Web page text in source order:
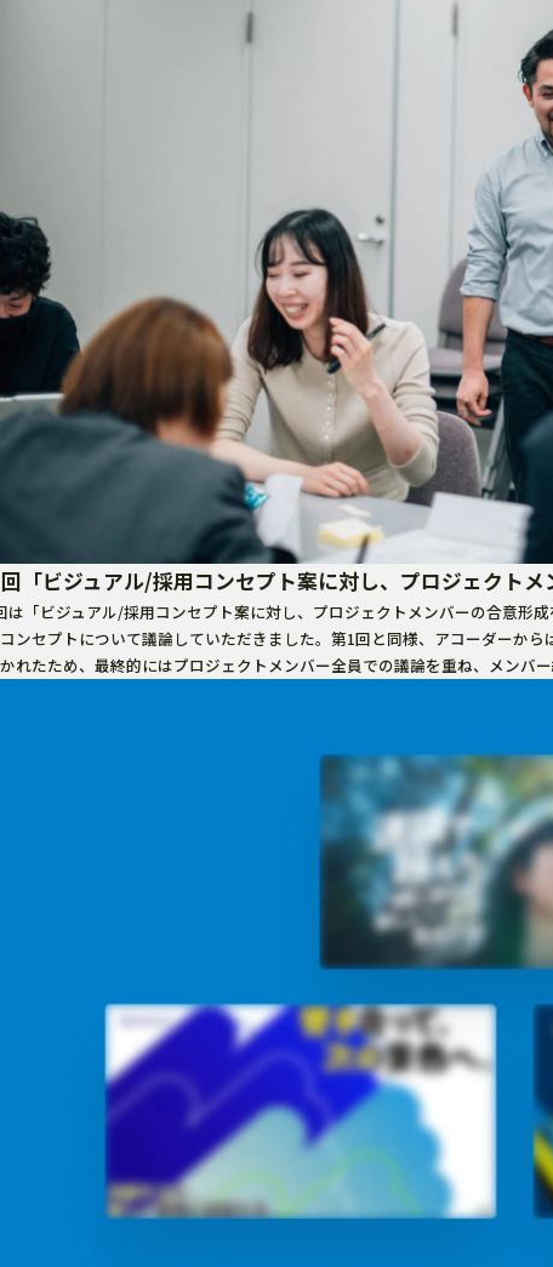
「ビジュアル/採用コンセプト案に対し、プロジェクトメ
は「ビジュアル/採用コンセプト案に対し、プロジェクトメンバーの合意形
ンセプトについて議論していただきました。第1回と同様、アコーダーか
れたため、最終的にはプロジェクトメンバー全員での議論を重ね、メンバ